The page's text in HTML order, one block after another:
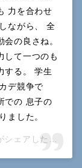
力を合わせ
ながら、 全
の良さね。
して一つのも
する。 学生
デ競争で
での 息子の
ました。
アした投稿 –